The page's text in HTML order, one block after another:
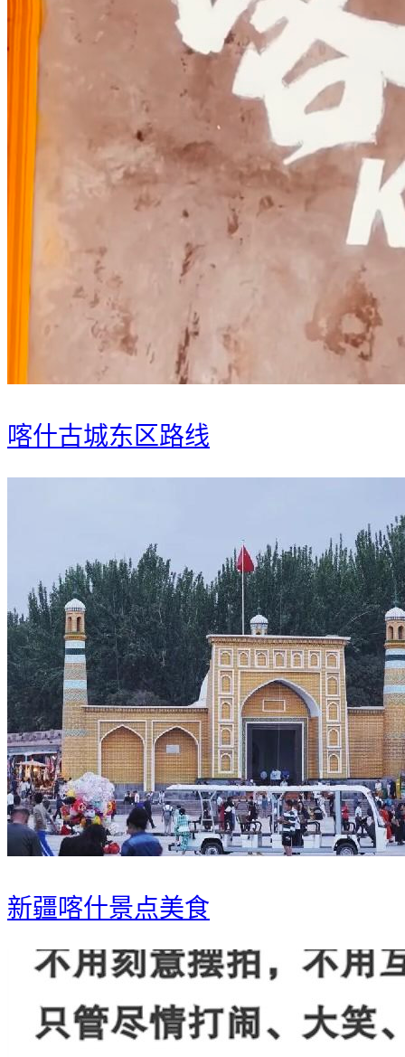
喀什古城东区路线
新疆喀什景点美食